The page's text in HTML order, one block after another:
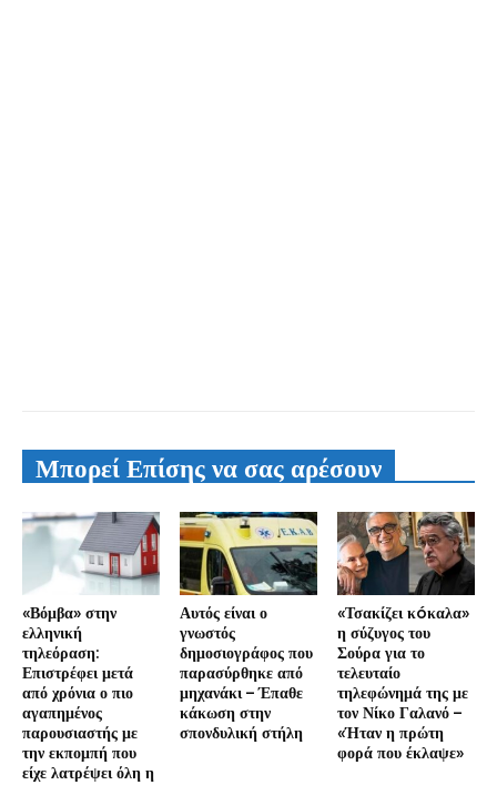
Μπορεί Επίσης να σας αρέσουν
«Βόμβα» στην
ελληνική
τηλεόραση:
Επιστρέφει μετά
από χρόνια ο πιο
αγαπημένος
παρουσιαστής με
την εκπομπή που
είχε λατρέψει όλη η
Αυτός είναι ο
γνωστός
δημοσιογράφος που
παρασύρθηκε από
μηχανάκι – Έπαθε
κάκωση στην
σπονδυλική στήλη
«Τσακίζει κóκαλα»
η σύζυγος του
Σούρα για το
τελευταίο
τηλεφώνημά της με
τον Νίκο Γαλανό –
«Ήταν η πρώτη
φορά που έκλαψε»